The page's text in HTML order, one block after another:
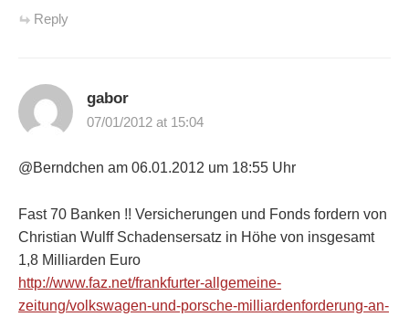
Reply
gabor
07/01/2012 at 15:04
@Berndchen am 06.01.2012 um 18:55 Uhr
Fast 70 Banken !! Versicherungen und Fonds fordern von
Christian Wulff Schadensersatz in Höhe von insgesamt
1,8 Milliarden Euro
http://www.faz.net/frankfurter-allgemeine-
zeitung/volkswagen-und-porsche-milliardenforderung-an-